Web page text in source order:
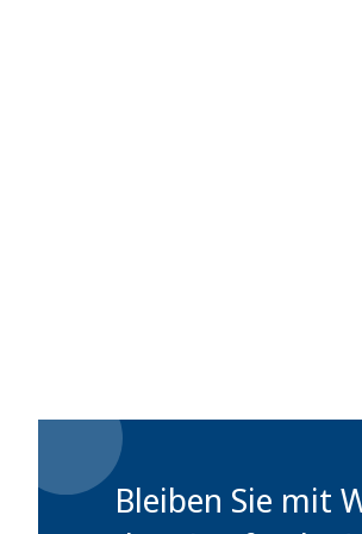
Bleiben Sie mit